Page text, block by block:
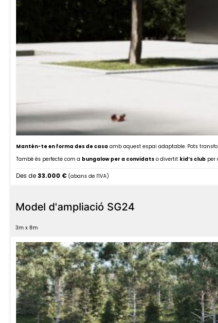
Mantén-te en forma des de casa amb aquest espai adaptable. Pots
També és perfecte com a bungalow per a convidatso divertit kid’s club per
Des de33.000 € (abans de l'IVA)
Model d'ampliació SG24
3m x 8m